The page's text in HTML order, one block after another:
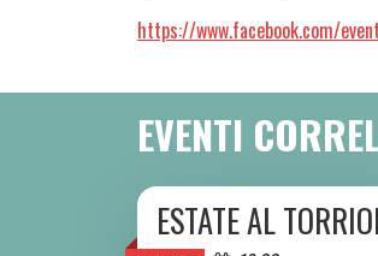
https://www.facebook.com/
EVENTI
DA SAB 06/06 A SAB 08/08
ESTATE AL